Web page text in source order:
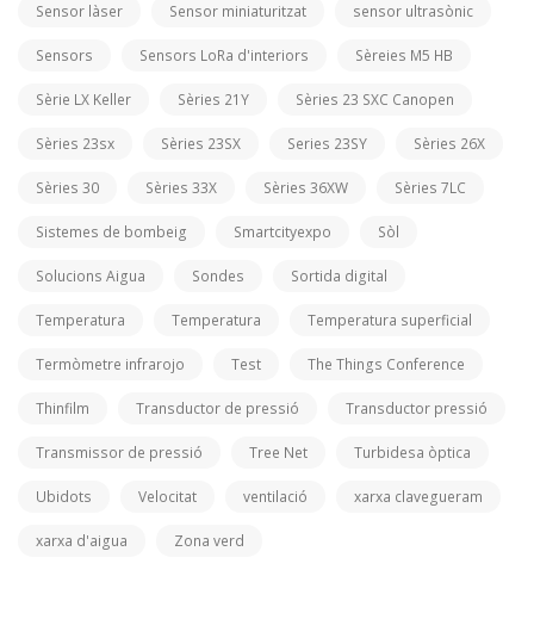
Sensor làser Sensor miniaturitzat sensor ultrasònic
Sensors Sensors LoRa d'interiors Sèreies M5 HB
Sèrie LX Keller Sèries 21Y Sèries 23 SXC Canopen
Sèries 23sx Sèries 23SX Series 23SY Sèries 26X
Sèries 30 Sèries 33X Sèries 36XW Sèries 7LC
Sistemes de bombeig Smartcityexpo Sòl
Solucions Aigua Sondes Sortida digital
Temperatura Temperatura Temperatura superficial
Termòmetre infrarojo Test The Things Conference
Thinfilm Transductor de pressió Transductor pressió
Transmissor de pressió Tree Net Turbidesa òptica
Ubidots Velocitat ventilació xarxa clavegueram
xarxa d'aigua Zona verd